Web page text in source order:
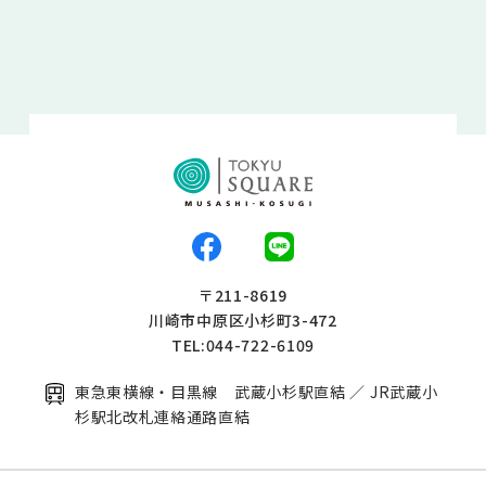
〒211-8619
川崎市中原区小杉町3-472
TEL:044-722-6109
東急東横線・目黒線 武蔵小杉駅直結 ／ JR武蔵小
杉駅北改札連絡通路直結